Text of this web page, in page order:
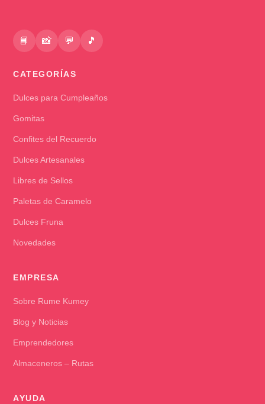
📘 📸 💬 🎵
CATEGORÍAS
Dulces para Cumpleaños
Gomitas
Confites del Recuerdo
Dulces Artesanales
Libres de Sellos
Paletas de Caramelo
Dulces Fruna
Novedades
EMPRESA
Sobre Rume Kumey
Blog y Noticias
Emprendedores
Almaceneros – Rutas
AYUDA